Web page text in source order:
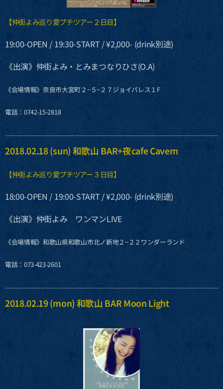
【仲街よみ巡り愛プチツアー２日目】
19:00-OPEN / 19:30-START / ¥2,000- (drink別途)
《出演》仲街よみ・とみまつなりひさ(O.A)
《会場情報》奈良市大宮町２−５−２７ジョイパレス１F
電話：0742-15-2818
2018.02.18 (sun) 和歌山 BAR+夜cafe Cavern
【仲街よみ巡り愛プチツアー３日目】
18:00-OPEN / 19:00-START / ¥2,000- (drink別途)
《出演》仲街よみ ワンマンLIVE
《会場情報》和歌山県和歌山市北ノ新地２−２２ワンダーランド
電話：073-423-2601
2018.02.19 (mon) 和歌山 BAR Moon Light